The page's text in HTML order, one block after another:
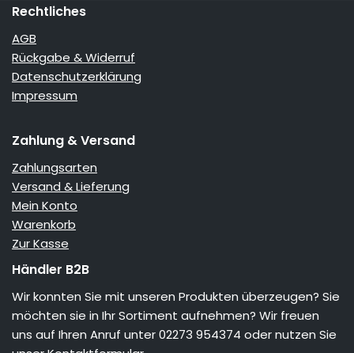
Rechtliches
AGB
Rückgabe & Widerruf
Datenschutzerklärung
Impressum
Zahlung & Versand
Zahlungsarten
Versand & Lieferung
Mein Konto
Warenkorb
Zur Kasse
Händler B2B
Wir konnten Sie mit unseren Produkten überzeugen? Sie
möchten sie in Ihr Sortiment aufnehmen? Wir freuen
uns auf Ihren Anruf unter 02273 954374 oder nutzen Sie